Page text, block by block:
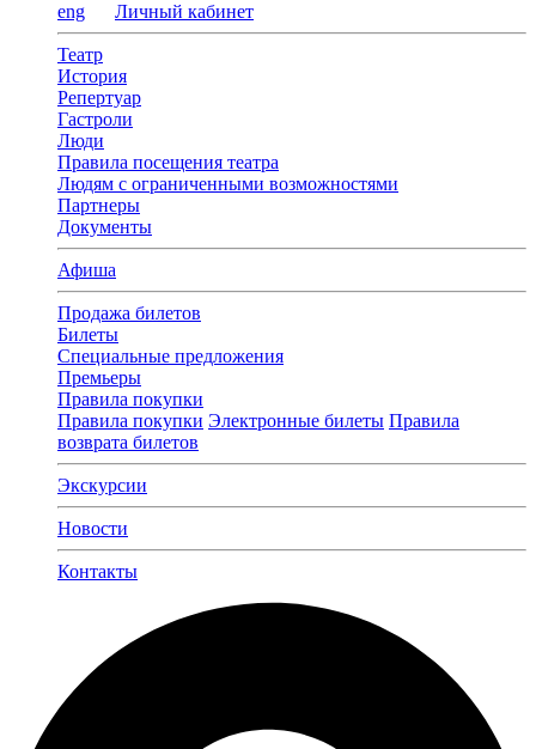
eng Личный кабинет
Театр
История
Репертуар
Гастроли
Люди
Правила посещения театра
Людям с ограниченными возможностями
Партнеры
Документы
Афиша
Продажа билетов
Билеты
Специальные предложения
Премьеры
Правила покупки
Правила покупки Электронные билеты Правила
возврата билетов
Экскурсии
Новости
Контакты